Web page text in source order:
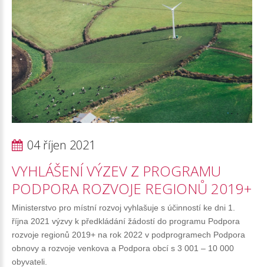
04 říjen 2021
VYHLÁŠENÍVÝZEV Z PROGRAMU
PODPORA ROZVOJE REGIONŮ 2019+
Ministerstvo pro místní rozvoj vyhlašuje s účinností ke dni 1.
října 2021 výzvy k předkládání žádostí do programu Podpora
rozvoje regionů 2019+ na rok 2022 v podprogramech Podpora
obnovy a rozvoje venkova a Podpora obcí s 3 001 – 10 000
obyvateli.